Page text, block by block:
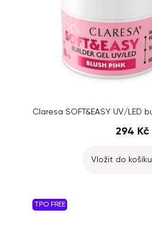
294 Kč
Vložit do košíku
TPO FREE